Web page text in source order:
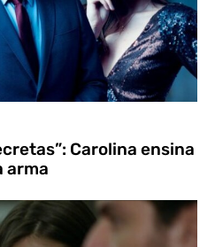
Carolina ensina
arma